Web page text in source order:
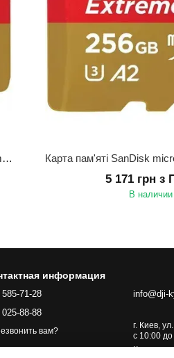
Карта пам'яті SanDisk microSDXC Extreme 128GB UHS-I (SDSQXAA-128G-GN6MA)
5 171 грн з
В наличии
информация
71-28
88-88
вам?
info@dji-
г. Киев,
с 10:00
Карта